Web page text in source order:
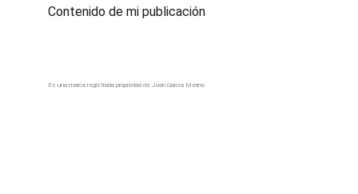
Contenido de mi publicación
Es una marca registrada propiedad de Joan García Merino